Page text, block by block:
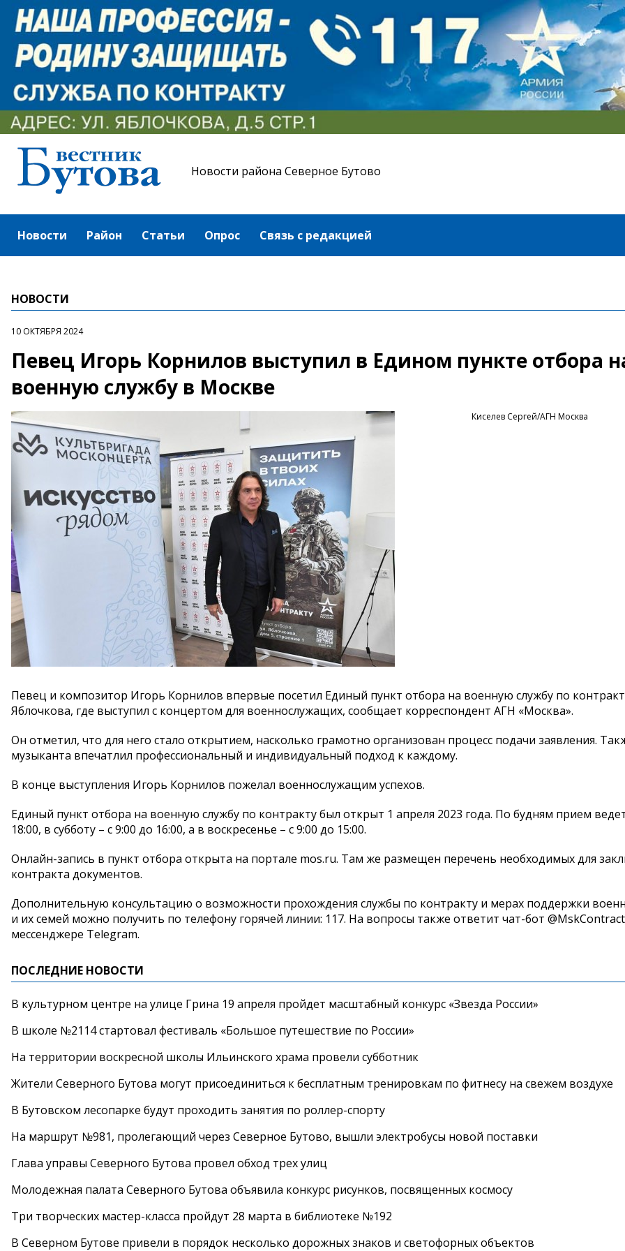
Новости района Северное Бутово
Новости Район Статьи Опрос Связь с редакцией
НОВОСТИ
10 ОКТЯБРЯ 2024
Певец Игорь Корнилов выступил в Едином пункте отбора
военную службу в Москве
Киселев Сергей/АГН Москва
Певец и композитор Игорь Корнилов впервые посетил Единый пункт отбора на военную службу по
Яблочкова, где выступил с концертом для военнослужащих, сообщает корреспондент АГН «Москва».
Он отметил, что для него стало открытием, насколько грамотно организован процесс подачи заявления.
музыканта впечатлил профессиональный и индивидуальный подход к каждому.
В конце выступления Игорь Корнилов пожелал военнослужащим успехов.
Единый пункт отбора на военную службу по контракту был открыт 1 апреля 2023 года. По будням прием
18:00, в субботу – с 9:00 до 16:00, а в воскресенье – с 9:00 до 15:00.
Онлайн-запись в пункт отбора открыта на портале mos.ru. Там же размещен перечень необходимых для
контракта документов.
Дополнительную консультацию о возможности прохождения службы по контракту и мерах поддержки
и их семей можно получить по телефону горячей линии: 117. На вопросы также ответит чат-бот
мессенджере Telegram.
ПОСЛЕДНИЕ НОВОСТИ
В культурном центре на улице Грина 19 апреля пройдет масштабный конкурс «Звезда России»
В школе №2114 стартовал фестиваль «Большое путешествие по России»
На территории воскресной школы Ильинского храма провели субботник
Жители Северного Бутова могут присоединиться к бесплатным тренировкам по фитнесу на свежем воздухе
В Бутовском лесопарке будут проходить занятия по роллер-спорту
На маршрут №981, пролегающий через Северное Бутово, вышли электробусы новой поставки
Глава управы Северного Бутова провел обход трех улиц
Молодежная палата Северного Бутова объявила конкурс рисунков, посвященных космосу
Три творческих мастер-класса пройдут 28 марта в библиотеке №192
В Северном Бутове привели в порядок несколько дорожных знаков и светофорных объектов